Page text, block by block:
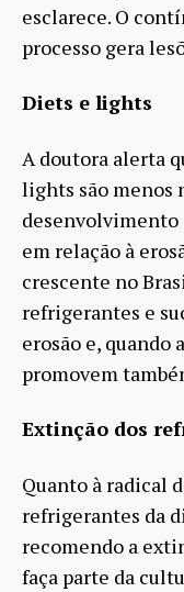
esclarece. O
processo gera
Diets e lights
A doutora alerta
lights são menos
desenvolvimento
em relação à
crescente no
refrigerantes e
erosão e, quando
promovem
Extinção dos
Quanto à radical
refrigerantes da
recomendo a
faça parte da